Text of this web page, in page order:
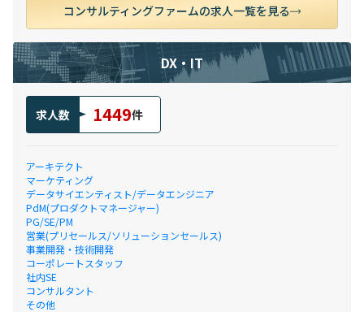
コンサルティングファームの求人一覧を見る
DX・IT
求人数 1449件
アーキテクト
マーケティング
データサイエンティスト/データエンジニア
PdM(プロダクトマネージャー)
PG/SE/PM
営業(プリセールス/ソリューションセールス)
事業開発・技術開発
コーポレートスタッフ
社内SE
コンサルタント
その他